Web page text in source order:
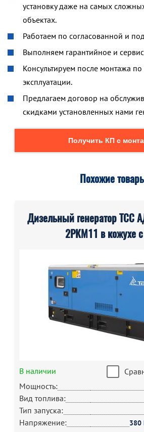
установку даже на самых
объектах.
Работаем по согласованной и
Выполняем гарантийное и
Консультируем после монтажа
эксплуатации.
Предлагаем договор на
скидками установленных нами
Получить КП с
Похожие
Дизельный генератор ТСС
2РКМ11 в кожухе
В наличии
Мощность:
Вид топлива:
Тип запуска:
Напряжение: 380